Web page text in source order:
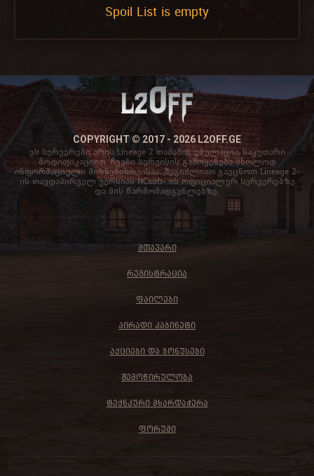
Spoil List is empty
COPYRIGHT © 2017 - 2026 L2OFF.GE
ეს სერვერები არის Lineage 2 თამაშის ემულაცია, საკუთარი
მოდიფიკაციით. ჩვენი სერვისის გამოყენება მხოლოდ
ინფორმაციული მიზნებისთვისაა. შეგიძლიათ გაეცნოთ Lineage 2-
ის თავდაპირველ ვერსიას NCsoft- ის ოფიციალურ სერვერებზე
და მის წარმომადგენლებზე.
ᲛᲗᲐᲕᲐᲠᲘ
ᲠᲔᲒᲘᲡᲢᲠᲐᲪᲘᲐ
ᲤᲐᲘᲚᲔᲑᲘ
ᲞᲘᲠᲐᲓᲘ ᲙᲐᲑᲘᲜᲔᲢᲘ
ᲐᲥᲪᲘᲔᲑᲘ ᲓᲐ ᲑᲝᲜᲣᲡᲔᲑᲘ
ᲨᲔᲛᲝᲬᲘᲠᲣᲚᲝᲑᲐ
ᲢᲔᲥᲜᲙᲣᲠᲘ ᲛᲮᲐᲠᲓᲐᲭᲔᲠᲐ
ᲤᲝᲠᲣᲛᲘ